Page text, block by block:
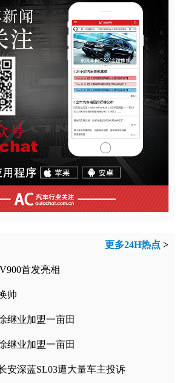
更多24H热点 >
首发亮相
帅
继业加盟一亩田
继业加盟一亩田
安深蓝SL03遭大量车主投诉